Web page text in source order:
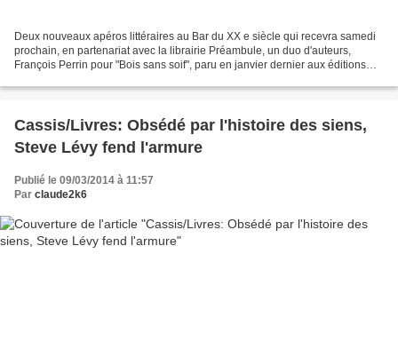
Deux nouveaux apéros littéraires au Bar du XX e siècle qui recevra samedi
prochain, en partenariat avec la librairie Préambule, un duo d'auteurs,
François Perrin pour "Bois sans soif", paru en janvier dernier aux éditions
Cassis/Livres: Obsédé par l'histoire des siens,
Steve Lévy fend l'armure
Publié le 09/03/2014 à 11:57
Par claude2k6